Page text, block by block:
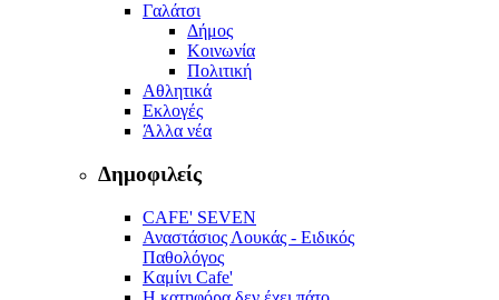
Γαλάτσι
Δήμος
Κοινωνία
Πολιτική
Αθλητικά
Εκλογές
Άλλα νέα
Δημοφιλείς
CAFE' SEVEN
Αναστάσιος Λουκάς - Ειδικός
Παθολόγος
Kαμίνι Cafe'